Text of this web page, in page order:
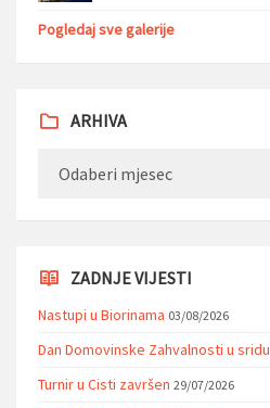
Pogledaj sve galerije
ARHIVA
ZADNJE VIJESTI
Nastupi u Biorinama 03/08/2026
Dan Domovinske Zahvalnosti u sridu
Turnir u Cisti završen 29/07/2026